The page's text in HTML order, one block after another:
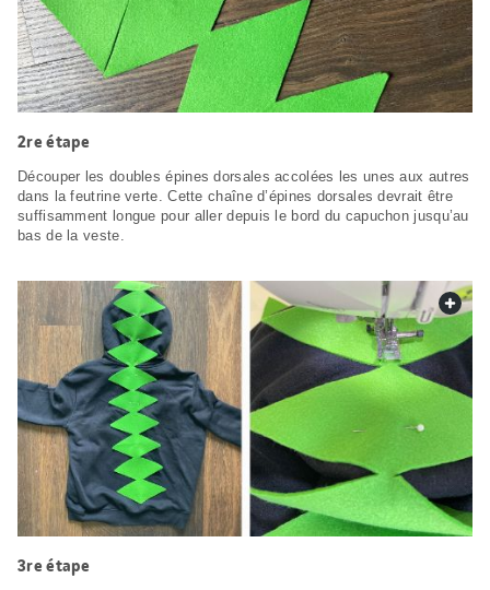
2re étape
Découper les doubles épines dorsales accolées les unes aux autres
dans la feutrine verte. Cette chaîne d’épines dorsales devrait être
suffisamment longue pour aller depuis le bord du capuchon jusqu’au
bas de la veste.
3re étape